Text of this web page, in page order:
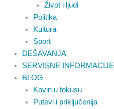
Život i ljudi
Politika
Kultura
Sport
DEŠAVANJA
SERVISNE INFORMACIJE
BLOG
Kovin u fokusu
Putevi i priključenija